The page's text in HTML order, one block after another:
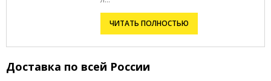
ЧИТАТЬ ПОЛНОСТЬЮ
Доставка по всей России